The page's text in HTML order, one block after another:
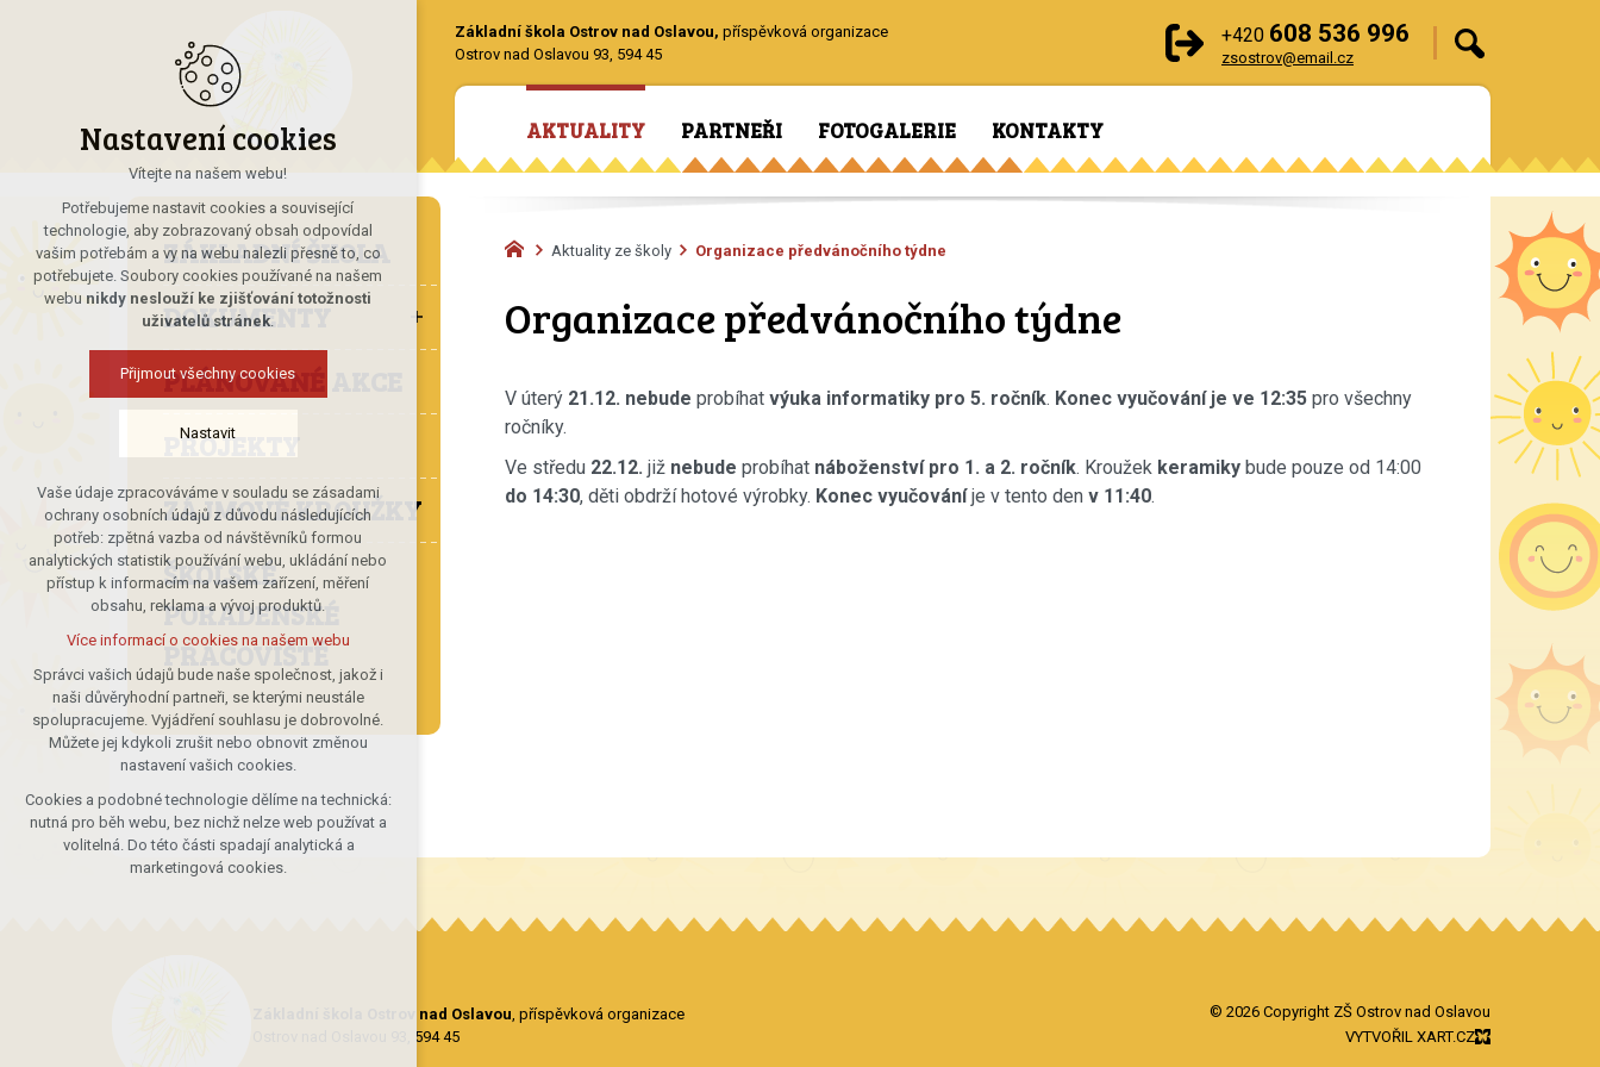
+420 608 536 996
zsostrov@email.cz
Základní škola Ostrov nad Oslavou, příspěvková organizace
Ostrov nad Oslavou 93, 594 45
AKTUALITY PARTNEŘI FOTOGALERIE KONTAKTY
ZÁKLADNÍ ŠKOLA
DOKUMENTY
PLÁNOVANÉ AKCE
PROJEKTY
ZÁJMOVÉ KROUŽKY
ŠKOLSKÉ
PORADENSKÉ
PRACOVIŠTĚ
Aktuality ze školy Organizace předvánočního týdne
Organizace předvánočního týdne
V úterý21.12. nebude probíhat výuka informatiky pro 5. ročník. Konec vyučování je ve 12:35pro všechny
ročníky.
Ve středu 22.12. již nebude probíhat náboženství pro 1. a 2. ročník. Kroužek keramikybude pouze od 14:00
do 14:30, děti obdrží hotové výrobky. Konec vyučováníje v tento den v 11:40.
Základní škola Ostrov nad Oslavou , příspěvková organizace
Ostrov nad Oslavou 93, 594 45
© 2026 Copyright ZŠ Ostrov nad Oslavou
VYTVOŘIL XART.CZ
Nastavení cookies
Vítejte na našem webu!
Potřebujeme nastavit cookies a související
technologie, aby zobrazovaný obsah odpovídal
vašim potřebám a vy na webu nalezli přesně to, co
potřebujete. Soubory cookies používané na našem
webu nikdy neslouží ke zjišťování totožnosti
uživatelů stránek.
Přijmout všechny cookies
Nastavit
Technická cookies
nutná pro provozování webu
udržení kontextu stránek (session):
případná přihlášení, volby jazyka, apod.
Volitelná cookies
analytická pro anonymizované
vyhodnocení návštěvnosti
marketingová cookies (Google)
Více informací o cookies na našem webu
Přijmout všechny cookies
Odmítnout vše
Vaše údaje zpracováváme v souladu se zásadami
ochrany osobních údajů z důvodu následujících
potřeb: zpětná vazba od návštěvníků formou
analytických statistik používání webu, ukládání nebo
přístup k informacím na vašem zařízení, měření
obsahu, reklama a vývoj produktů.
Více informací o cookies na našem webu
Správci vašich údajů bude naše společnost, jakož i
naši důvěryhodní partneři, se kterými neustále
spolupracujeme. Vyjádření souhlasu je dobrovolné.
Můžete jej kdykoli zrušit nebo obnovit změnou
nastavení vašich cookies.
Cookies a podobné technologie dělíme na technická:
nutná pro běh webu, bez nichž nelze web používat a
volitelná. Do této části spadají analytická a
marketingová cookies.